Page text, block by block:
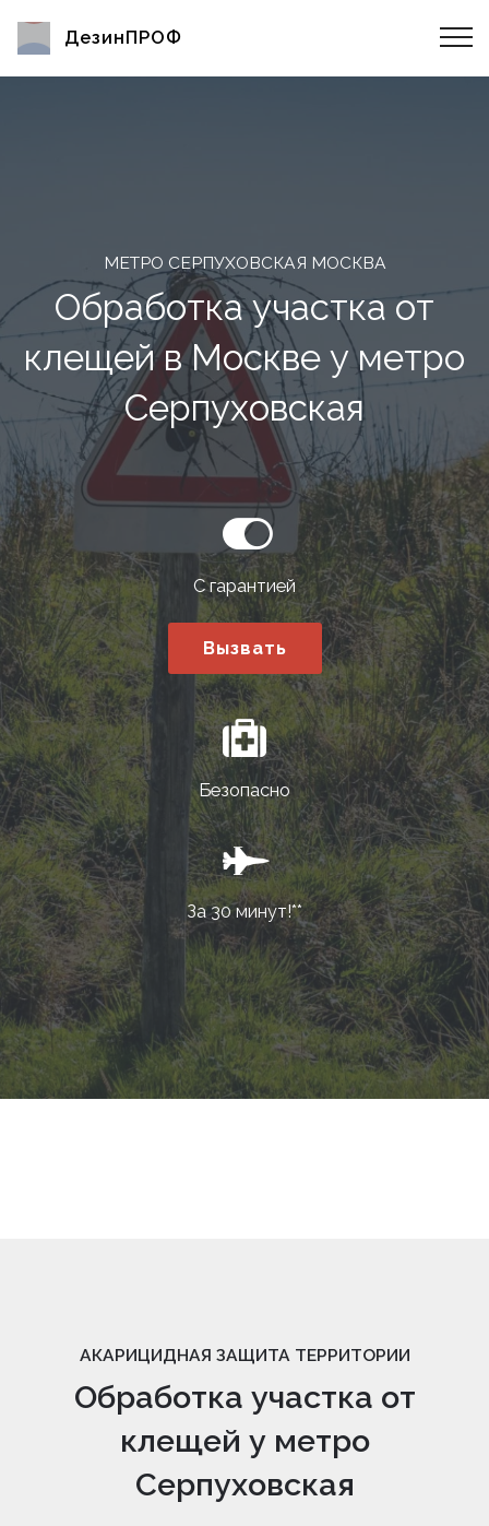
ДезинПРОФ
МЕТРО СЕРПУХОВСКАЯ МОСКВА
Обработка участка от
клещей в Москве у метро
Серпуховская
С гарантией
Вызвать
Безопасно
За 30 минут!**
АКАРИЦИДНАЯ ЗАЩИТА ТЕРРИТОРИИ
Обработка участка от
клещей у метро
Серпуховская